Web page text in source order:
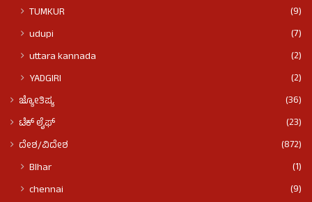
TUMKUR
(9)
udupi
(7)
uttara kannada
(2)
YADGIRI
(2)
ಜ್ಯೋತಿಷ್ಯ
(36)
ಟೆಕ್ ಲೈಫ್
(23)
ದೇಶ/ವಿದೇಶ
(872)
BIhar
(1)
chennai
(9)